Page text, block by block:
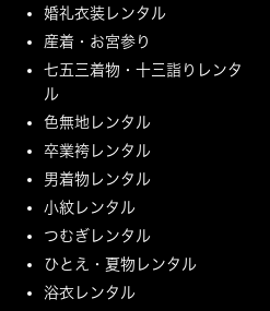
婚礼衣装レンタル
産着・お宮参り
七五三着物・十三詣りレンタ
ル
色無地レンタル
卒業袴レンタル
男着物レンタル
小紋レンタル
つむぎレンタル
ひとえ・夏物レンタル
浴衣レンタル